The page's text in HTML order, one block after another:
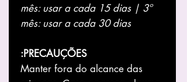
mês: usar a cada 15 dias | 3º
mês: usar a cada 30 dias
PRECAUÇÕES:
Manter fora do alcance das